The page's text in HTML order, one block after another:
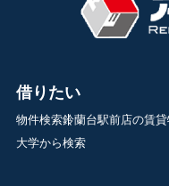
借りたい
物件検索鈴蘭台駅前店の賃
大学から検索